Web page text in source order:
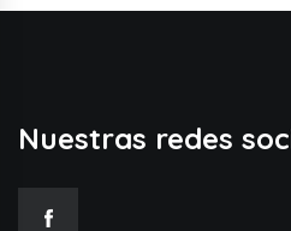
Nuestras redes